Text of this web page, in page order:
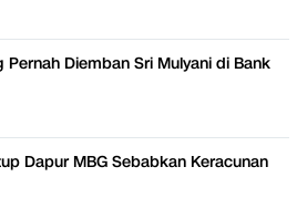
Diemban Sri Mulyani di Bank
Dapur MBG Sebabkan Keracunan